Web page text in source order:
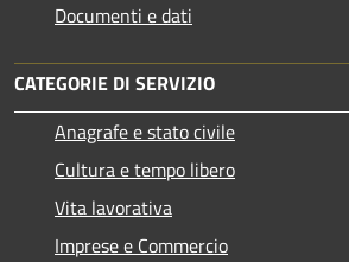
Documenti e dati
CATEGORIE DI SERVIZIO
Anagrafe e stato civile
Cultura e tempo libero
Vita lavorativa
Imprese e Commercio